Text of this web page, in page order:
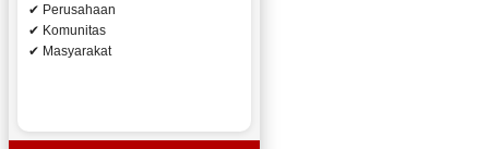
✔ Perusahaan
✔ Komunitas
✔ Masyarakat